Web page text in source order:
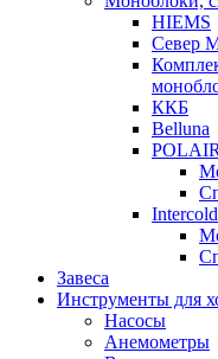
HIEMS
Север
ККБ
Belluna
Intercold
Завеса
Инструменты для
Насосы
Анемометры